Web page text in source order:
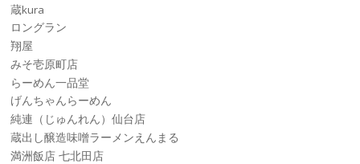
蔵kura
ロングラン
翔屋
みそ壱原町店
らーめん一品堂
げんちゃんらーめん
純連（じゅんれん）仙台店
蔵出し醸造味噌ラーメンえんまる
満洲飯店 七北田店